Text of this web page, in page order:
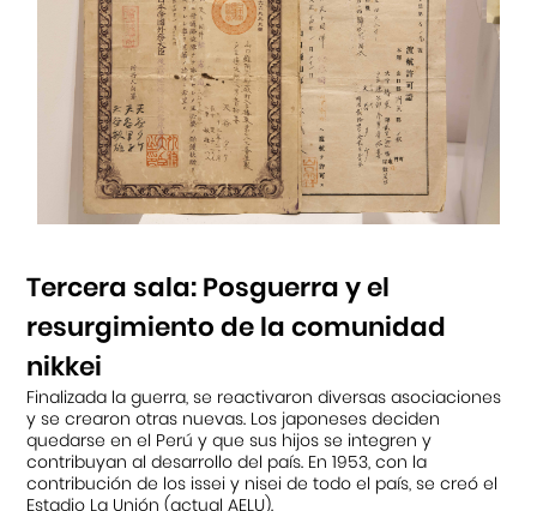
Tercera sala: Posguerra y el
resurgimiento de la comunidad
nikkei
Finalizada la guerra, se reactivaron diversas asociaciones
y se crearon otras nuevas. Los japoneses deciden
quedarse en el Perú y que sus hijos se integren y
contribuyan al desarrollo del país. En 1953, con la
contribución de los issei y nisei de todo el país, se creó el
Estadio La Unión (actual AELU).